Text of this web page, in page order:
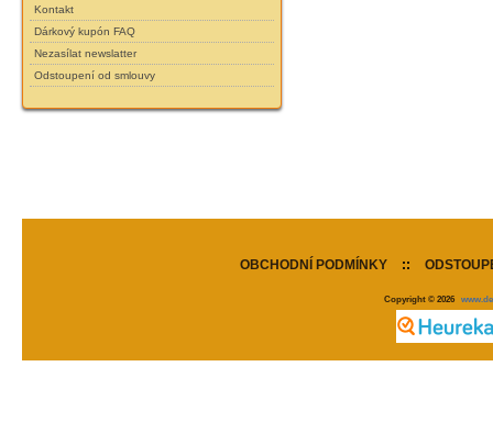
Kontakt
Dárkový kupón FAQ
Nezasílat newslatter
Odstoupení od smlouvy
OBCHODNÍ PODMÍNKY ::
Copyright © 2026